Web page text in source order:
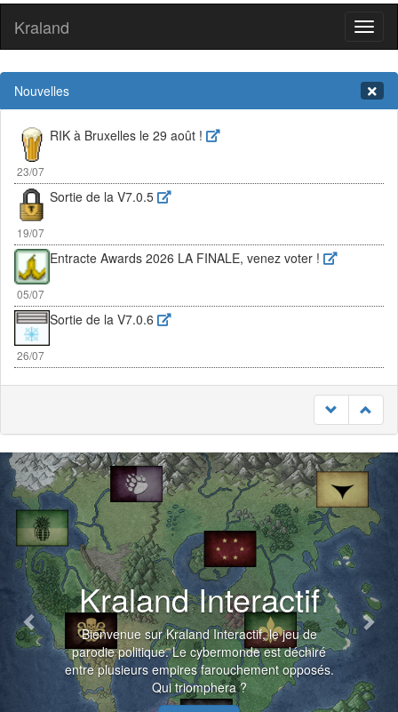
Kraland
Nouvelles
23/07
RIK à Bruxelles le 29 août !
19/07
Sortie de la V7.0.5
05/07
Entracte Awards 2026 LA FINALE, venez voter !
26/07
Sortie de la V7.0.6
Kraland Interactif
Bienvenue sur Kraland Interactif, le jeu de
parodie politique. Le cybermonde est déchiré
entre plusieurs empires farouchement opposés.
Qui triomphera ?
Previous